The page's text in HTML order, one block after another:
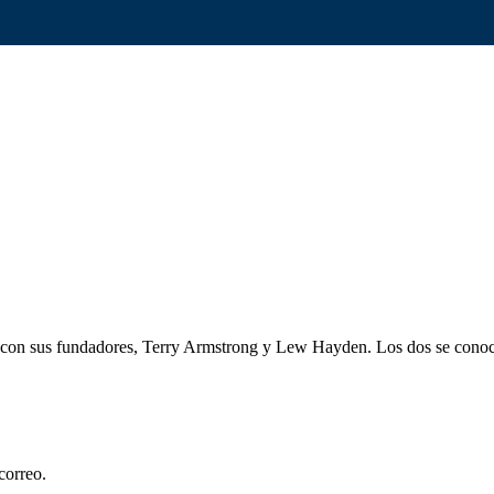
sus fundadores, Terry Armstrong y Lew Hayden. Los dos se